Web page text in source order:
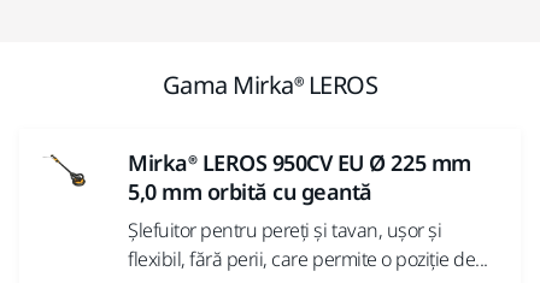
Gama Mirka® LEROS
Mirka® LEROS 950CV EU Ø 225 mm
5,0 mm orbită cu geantă
Șlefuitor pentru pereți și tavan, ușor și
flexibil, fără perii, care permite o poziție de...